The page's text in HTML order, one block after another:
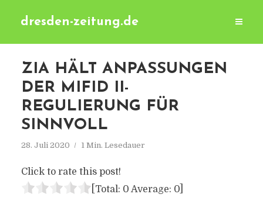
dresden-zeitung.de
ZIA HÄLT ANPASSUNGEN
DER MIFID II-
REGULIERUNG FÜR
SINNVOLL
28. Juli 2020 1 Min. Lesedauer
Click to rate this post!
[Total: 0 Average: 0]